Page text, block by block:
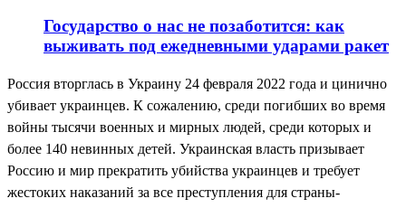
Государство о нас не позаботится: как
выживать под ежедневными ударами ракет
Россия вторглась в Украину 24 февраля 2022 года и цинично
убивает украинцев. К сожалению, среди погибших во время
войны тысячи военных и мирных людей, среди которых и
более 140 невинных детей. Украинская власть призывает
Россию и мир прекратить убийства украинцев и требует
жестоких наказаний за все преступления для страны-